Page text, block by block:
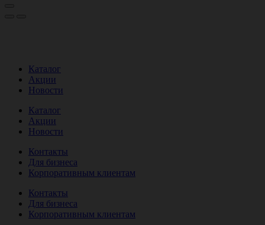
Каталог
Акции
Новости
Каталог
Акции
Новости
Контакты
Для бизнеса
Корпоративным клиентам
Контакты
Для бизнеса
Корпоративным клиентам